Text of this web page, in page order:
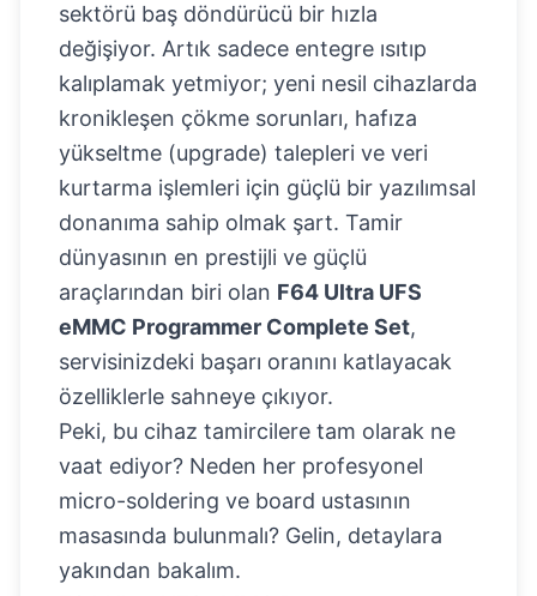
sektörü baş döndürücü bir hızla
değişiyor. Artık sadece entegre ısıtıp
kalıplamak yetmiyor; yeni nesil cihazlarda
kronikleşen çökme sorunları, hafıza
yükseltme (upgrade) talepleri ve veri
kurtarma işlemleri için güçlü bir yazılımsal
donanıma sahip olmak şart. Tamir
dünyasının en prestijli ve güçlü
araçlarından biri olan F64 Ultra UFS
eMMC Programmer Complete Set,
servisinizdeki başarı oranını katlayacak
özelliklerle sahneye çıkıyor.
Peki, bu cihaz tamircilere tam olarak ne
vaat ediyor? Neden her profesyonel
micro-soldering ve board ustasının
masasında bulunmalı? Gelin, detaylara
yakından bakalım.